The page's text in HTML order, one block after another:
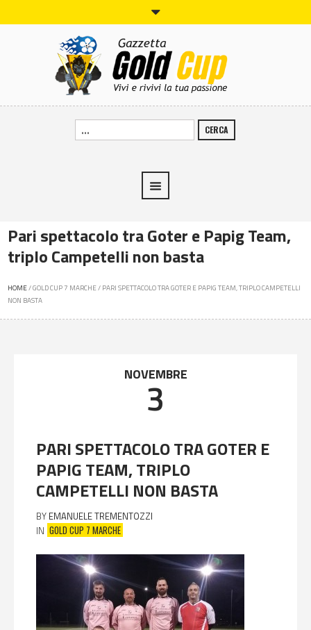
CERCA
Pari spettacolo tra Goter e Papig Team,
triplo Campetelli non basta
HOME/GOLD CUP 7 MARCHE/ PARI SPETTACOLO TRA GOTER E PAPIG TEAM, TRIPLO CAMPETELLI
NON BASTA
NOVEMBRE
3
PARI SPETTACOLO TRA GOTER E
PAPIG TEAM, TRIPLO
CAMPETELLI NON BASTA
BY EMANUELE TREMENTOZZI
IN GOLD CUP 7 MARCHE